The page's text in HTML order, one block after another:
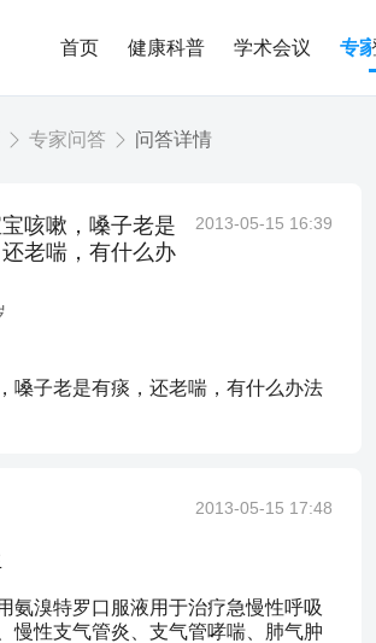
首页 健康科普 学术会议 专
专家问答 问答详情
咳嗽，嗓子老是
老喘，有什么办
2013-05-15 16:39
嗓子老是有痰，还老喘，有什么办法
2013-05-15 17:48
氨溴特罗口服液用于治疗急慢性呼吸
慢性支气管炎、支气管哮喘、肺气肿